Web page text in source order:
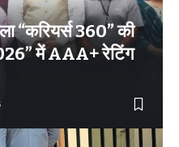
“करियर्स 360” की
में AAA+ रेटिंग